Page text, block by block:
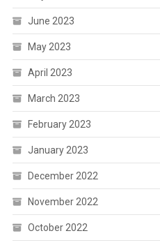
June 2023
May 2023
April 2023
March 2023
February 2023
January 2023
December 2022
November 2022
October 2022